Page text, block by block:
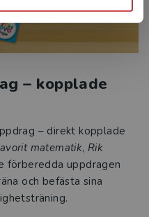
– kopplade
– direkt kopplade
matematik, Rik
förberedda uppdragen
och befästa sina